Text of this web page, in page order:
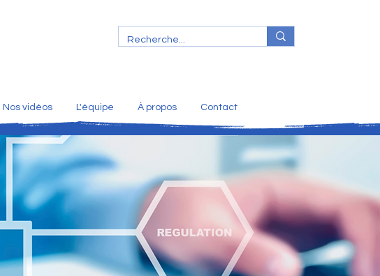
Nos vidéos L'équipe À propos Contact